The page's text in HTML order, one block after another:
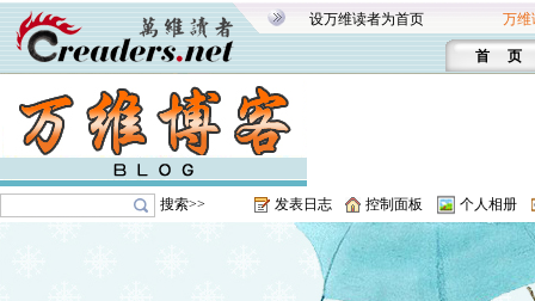
设万维读者为首页 万维
首 页
搜索>> 发表日志 控制面板 个人相册